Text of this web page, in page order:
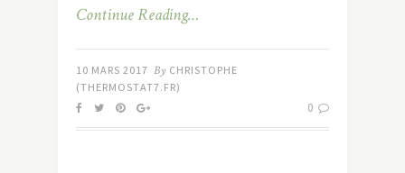
Continue Reading…
10 MARS 2017 By CHRISTOPHE
(THERMOSTAT7.FR)
0